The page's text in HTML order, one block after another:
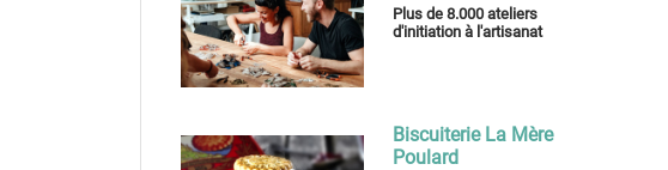
Plus de 8.000 ateliers
d'initiation à l'artisanat
Biscuiterie La Mère
Poulard